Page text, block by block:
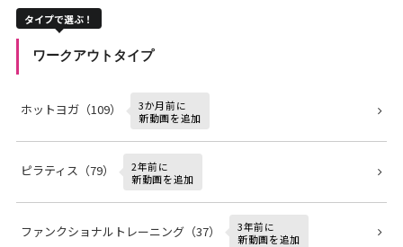
タイプで選ぶ！
ワークアウトタイプ
ホットヨガ（109）
3か月前に
新動画を追加
ピラティス（79）
2年前に
新動画を追加
ファンクショナルトレーニング（37）
3年前に
新動画を追加